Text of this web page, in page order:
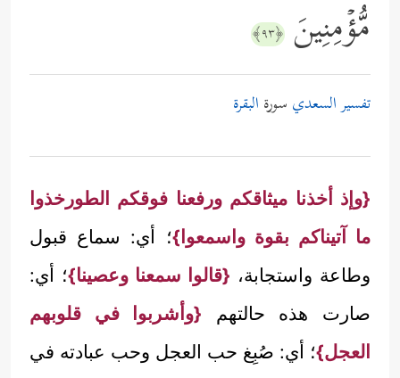
مُّؤۡمِنِینَ ﴿٩٣﴾
تفسير السعدي سورة البقرة
{وإذ أخذنا ميثاقكم ورفعنا فوقكم الطورخذوا
ما آتيناكم بقوة واسمعوا}؛ أي: سماع قبول
وطاعة واستجابة، {قالوا سمعنا وعصينا}؛ أي:
صارت هذه حالتهم {وأشربوا في قلوبهم
العجل}؛ أي: صُبِغ حب العجل وحب عبادته في